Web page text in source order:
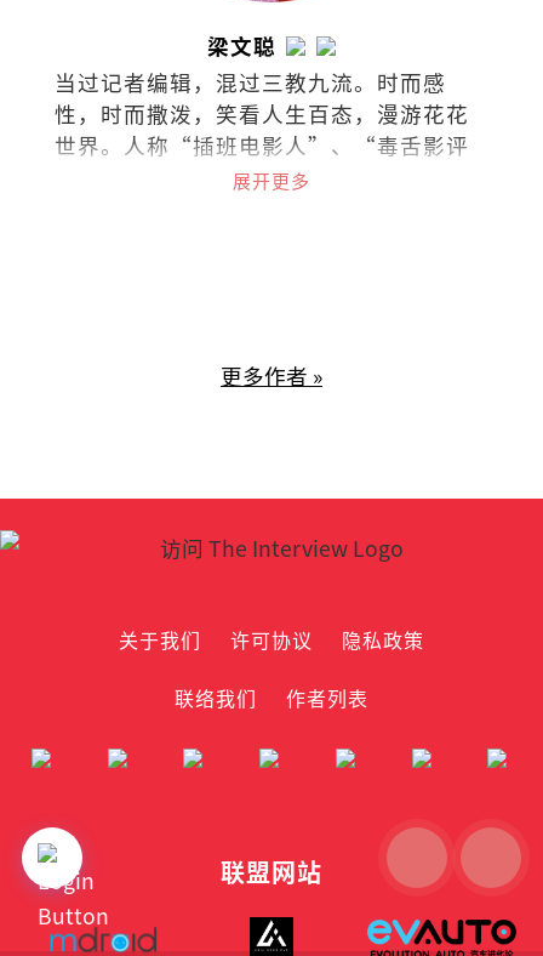
梁文聪
当过记者编辑，混过三教九流。时而感
性，时而撒泼，笑看人生百态，漫游花花
世界。人称“插班电影人”、“毒舌影评
展开更多
更多作者 »
关于我们 许可协议
隐私政策
联络我们
作者列表
联盟网站